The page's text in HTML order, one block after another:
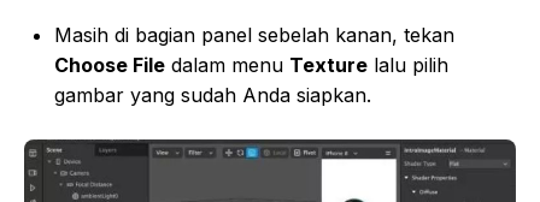
Masih di bagian panel sebelah kanan, tekan
Choose File dalam menu Texture lalu pilih
gambar yang sudah Anda siapkan.